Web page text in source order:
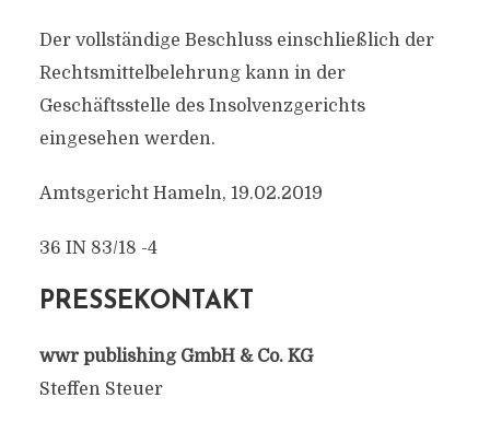
Der vollständige Beschluss einschließlich der
Rechtsmittelbelehrung kann in der
Geschäftsstelle des Insolvenzgerichts
eingesehen werden.
Amtsgericht Hameln, 19.02.2019
36 IN 83/18 -4
PRESSEKONTAKT
wwr publishing GmbH & Co. KG
Steffen Steuer